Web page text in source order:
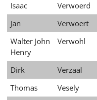
Isaac
Verwoerd
Jan
Verwoert
Walter John
Henry
Verwohl
Dirk Verzaal
Thomas
Vesely